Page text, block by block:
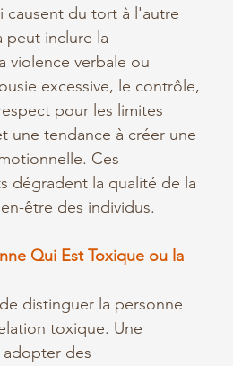
causent du tort à l'autre
peut inclure la
violence verbale ou
excessive, le contrôle,
pour les limites
une tendance à créer une
Ces
dégradent la qualité de la
être des individus.
Qui Est Toxique ou la
distinguer la personne
toxique. Une
des